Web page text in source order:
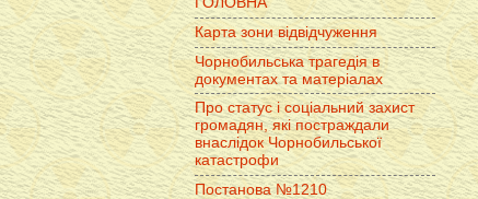
Карта зони відвідчуження
Чорнобильська трагедія в
документах та матеріалах
Про статус і соціальний захист
громадян, які постраждали
внаслідок Чорнобильської
катастрофи
Постанова №1210